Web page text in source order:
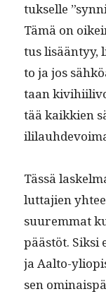
tuk­selle
Tämä on
tus
to ja jos
taan
tää kaikkien
Tässä
lut­ta­jien
suurem­mat
päästöt.
ja Aal­to-
sen